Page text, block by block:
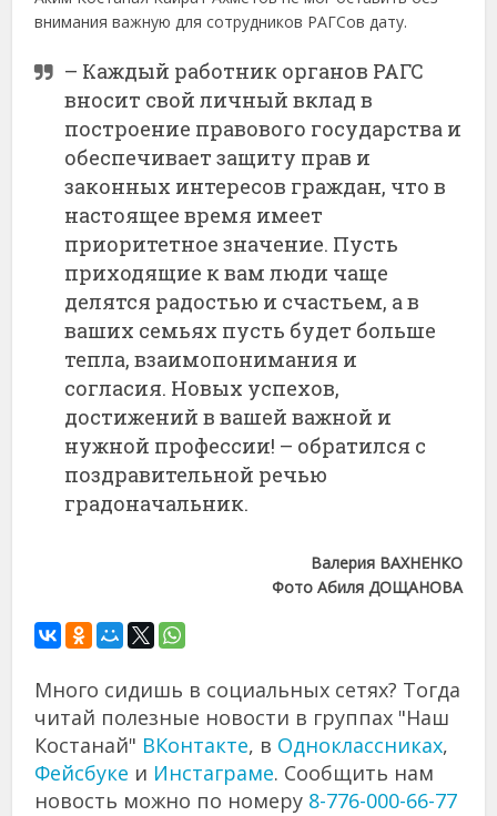
внимания важную для сотрудников РАГСов дату.
– Каждый работник органов РАГС
вносит свой личный вклад в
построение правового государства и
обеспечивает защиту прав и
законных интересов граждан, что в
настоящее время имеет
приоритетное значение. Пусть
приходящие к вам люди чаще
делятся радостью и счастьем, а в
ваших семьях пусть будет больше
тепла, взаимопонимания и
согласия. Новых успехов,
достижений в вашей важной и
нужной профессии! – обратился с
поздравительной речью
градоначальник.
Валерия ВАХНЕНКО
Фото Абиля ДОЩАНОВА
Много сидишь в социальных сетях? Тогда
читай полезные новости в группах "Наш
Костанай" ВКонтакте, в Одноклассниках,
Фейсбуке и Инстаграме. Сообщить нам
новость можно по номеру 8-776-000-66-77